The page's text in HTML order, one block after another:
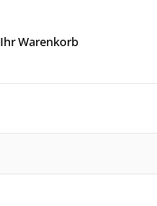
Ihr Warenkorb